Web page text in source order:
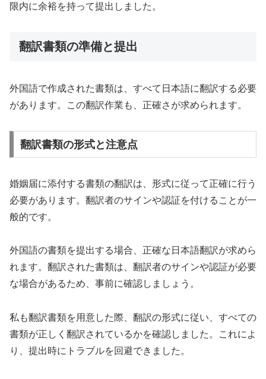
限内に余裕を持って提出しました。
翻訳書類の準備と提出
外国語で作成された書類は、すべて日本語に翻訳する必要
があります。この翻訳作業も、正確さが求められます。
翻訳書類の形式と注意点
婚姻届に添付する書類の翻訳は、形式に従って正確に行う
必要があります。翻訳者のサインや認証を付けることが一
般的です。
外国語の書類を提出する場合、正確な日本語翻訳が求めら
れます。翻訳された書類は、翻訳者のサインや認証が必要
な場合があるため、事前に確認しましょう。
私も翻訳書類を用意した際、翻訳の形式に従い、すべての
書類が正しく翻訳されているかを確認しました。これによ
り、提出時にトラブルを回避できました。